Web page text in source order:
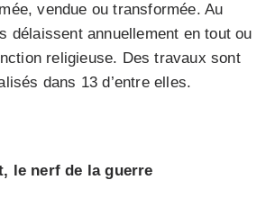
vendue ou transformée. Au
délaissent annuellement en tout ou
religieuse. Des travaux sont
dans 13 d’entre elles.
le nerf de la guerre